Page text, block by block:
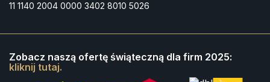
11 1140 2004 0000 3402 8010 5026
Zobacz naszą ofertę świąteczną dla firm 2025:
kliknij tutaj.